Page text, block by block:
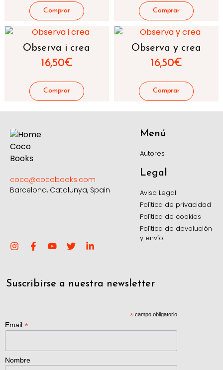
Observa i crea
16,50€
Observa y crea
16,50€
coco@cocobooks.com
Barcelona, Catalunya, Spain
Menú
Autores
Legal
Aviso Legal
Política de privacidad
Política de cookies
Política de devolución
y envío
Suscribirse a nuestra newsletter
*campo obligatorio
Email *
Nombre